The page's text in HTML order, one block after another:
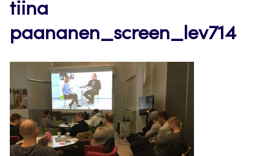
tiina
paananen_screen_lev714